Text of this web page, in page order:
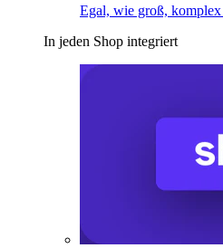
Egal, wie groß,
In jeden Shop integriert